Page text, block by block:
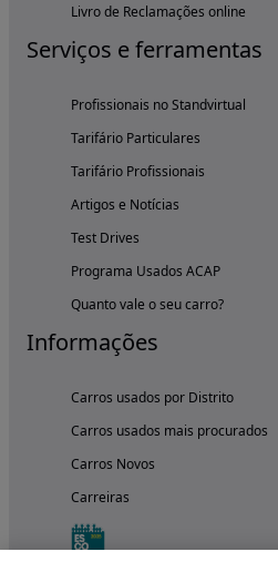
Livro de Reclamações online
Serviços e ferramentas
Profissionais no Standvirtual
Tarifário Particulares
Tarifário Profissionais
Artigos e Notícias
Test Drives
Programa Usados ACAP
Quanto vale o seu carro?
Informações
Carros usados por Distrito
Carros usados mais procurados
Carros Novos
Carreiras